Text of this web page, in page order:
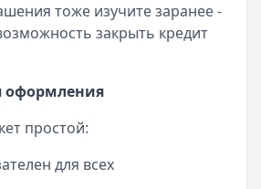
тоже изучите заранее -
закрыть кредит
оформления
простой:
для всех